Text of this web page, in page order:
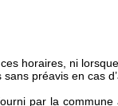
horaires, ni
préavis en cas
par la